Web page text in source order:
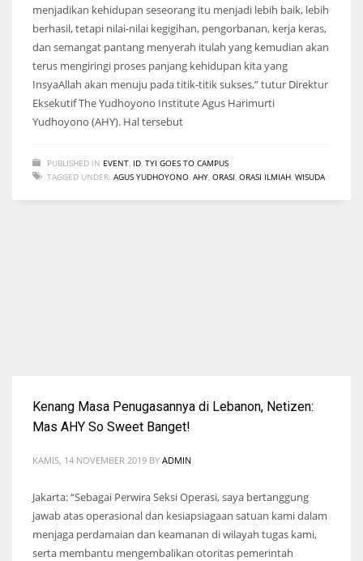
menjadikan kehidupan seseorang itu menjadi lebih baik, lebih
berhasil, tetapi nilai-nilai kegigihan, pengorbanan, kerja keras,
dan semangat pantang menyerah itulah yang kemudian akan
terus mengiringi proses panjang kehidupan kita yang
InsyaAllah akan menuju pada titik-titik sukses,” tutur Direktur
Eksekutif The Yudhoyono Institute Agus Harimurti
Yudhoyono (AHY). Hal tersebut
PUBLISHED IN EVENT ID TYI GOES TO CAMPUS
TAGGED UNDER: AGUS YUDHOYONO AHY ORASI ORASI ILMIAH WISUDA
Kenang Masa Penugasannya di Lebanon, Netizen:
Mas AHY So Sweet Banget!
KAMIS, 14 NOVEMBER 2019 BY ADMIN
Jakarta: “Sebagai Perwira Seksi Operasi, saya bertanggung
jawab atas operasional dan kesiapsiagaan satuan kami dalam
menjaga perdamaian dan keamanan di wilayah tugas kami,
serta membantu mengembalikan otoritas pemerintah